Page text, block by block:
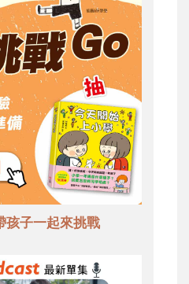
孩子一起來挑戰